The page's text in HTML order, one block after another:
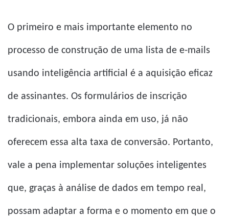
O primeiro e mais importante elemento no
processo de construção de uma lista de e-mails
usando inteligência artificial é a aquisição eficaz
de assinantes. Os formulários de inscrição
tradicionais, embora ainda em uso, já não
oferecem essa alta taxa de conversão. Portanto,
vale a pena implementar soluções inteligentes
que, graças à análise de dados em tempo real,
possam adaptar a forma e o momento em que o